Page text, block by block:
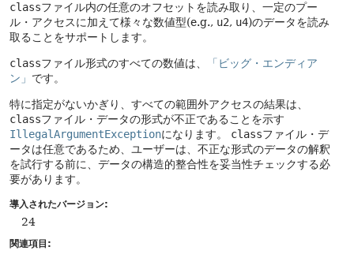
classファイル内の任意のオフセットを読み取り、一定のプー
ル・アクセスに加えて様々な数値型(e.g., u2, u4)のデータを読み
取ることをサポートします。
classファイル形式のすべての数値は、
「ビッグ・エンディア
ン」 です。
特に指定がないかぎり、すべての範囲外アクセスの結果は、
classファイル・データの形式が不正であることを示す
IllegalArgumentExceptionになります。 classファイル・デ
ータは任意であるため、ユーザーは、不正な形式のデータの解釈
を試行する前に、データの構造的整合性を妥当性チェックする必
要があります。
導入されたバージョン:
24
関連項目: